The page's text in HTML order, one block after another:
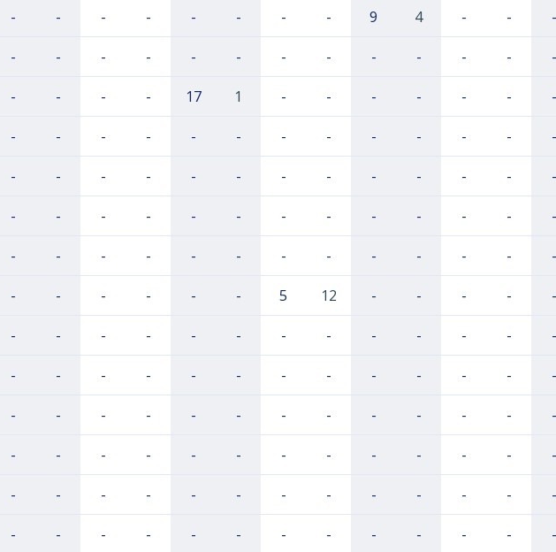
- - - - - - - - 9 4 - - -
- - - - - - - - - - - - -
- - - - 17 1 - - - - - - -
- - - - - - - - - - - - -
- - - - - - - - - - - - -
- - - - - - - - - - - - -
- - - - - - - - - - - - -
- - - - - - 5 12 - - - - -
- - - - - - - - - - - - -
- - - - - - - - - - - - -
- - - - - - - - - - - - -
- - - - - - - - - - - - -
- - - - - - - - - - - - -
- - - - - - - - - - - - -